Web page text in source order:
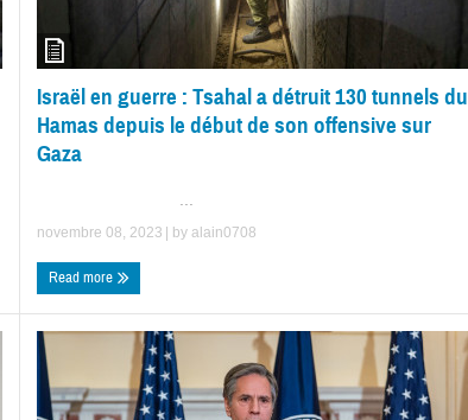
Israël en guerre : Tsahal a détruit 130 tunnels du
Hamas depuis le début de son offensive sur
Gaza
novembre 08, 2023 | by alain0708
Read more